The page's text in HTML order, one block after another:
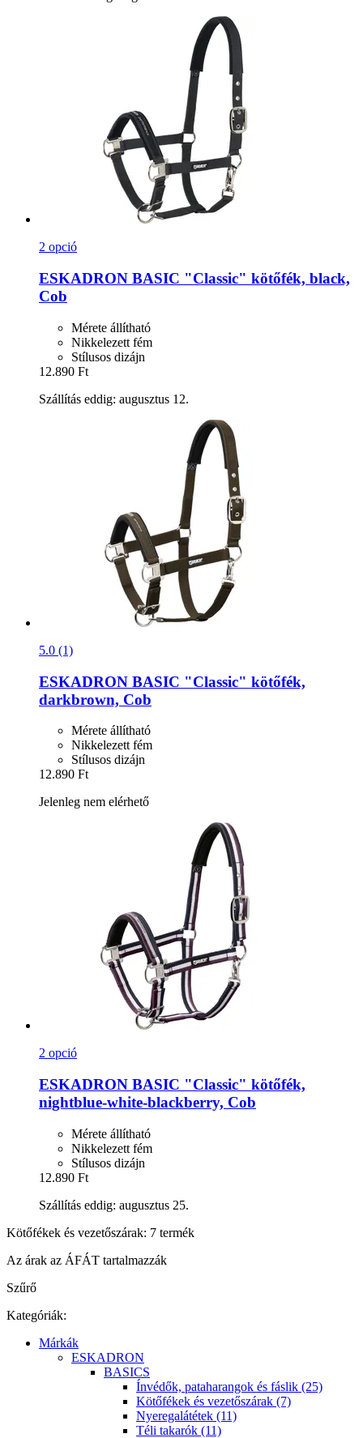
2 opció
ESKADRON BASIC "Classic" kötőfék, black,
Cob
Mérete állítható
Nikkelezett fém
Stílusos dizájn
12.890 Ft
Szállítás eddig: augusztus 12.
5.0 (1)
ESKADRON BASIC "Classic" kötőfék,
darkbrown, Cob
Mérete állítható
Nikkelezett fém
Stílusos dizájn
12.890 Ft
Jelenleg nem elérhető
2 opció
ESKADRON BASIC "Classic" kötőfék,
nightblue-​white-​blackberry, Cob
Mérete állítható
Nikkelezett fém
Stílusos dizájn
12.890 Ft
Szállítás eddig: augusztus 25.
Kötőfékek és vezetőszárak: 7 termék
Az árak az ÁFÁT tartalmazzák
Szűrő
Kategóriák:
Márkák
ESKADRON
BASICS
Ínvédők, pataharangok és fáslik (25)
Kötőfékek és vezetőszárak (7)
Nyeregalátétek (11)
Téli takarók (11)